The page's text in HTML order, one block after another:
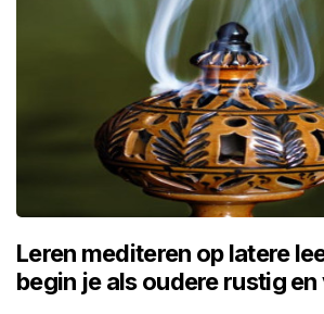
Leren mediteren op latere
begin je als oudere rustig